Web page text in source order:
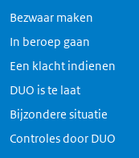
Bezwaar maken
In beroep gaan
Een klacht indienen
DUO is te laat
Bijzondere situatie
Controles door DUO